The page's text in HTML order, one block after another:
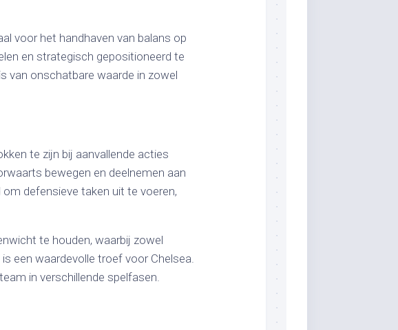
voor het handhaven van balans op
en strategisch gepositioneerd te
van onschatbare waarde in zowel
te zijn bij aanvallende acties
bewegen en deelnemen aan
defensieve taken uit te voeren,
te houden, waarbij zowel
een waardevolle troef voor Chelsea.
in verschillende spelfasen.